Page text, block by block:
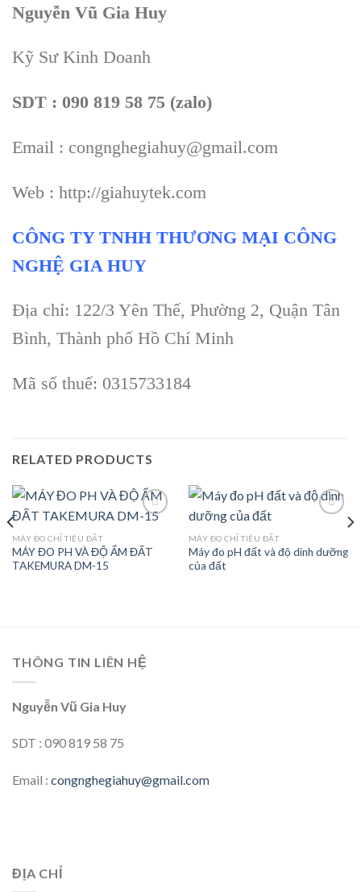
Nguyễn Vũ Gia Huy
Kỹ Sư Kinh Doanh
SDT : 090 819 58 75 (zalo)
Email : congnghegiahuy@gmail.com
Web : http://giahuytek.com
CÔNG TY TNHH THƯƠNG MẠI CÔNG
NGHỆ GIA HUY
Địa chỉ: 122/3 Yên Thế, Phường 2, Quận Tân
Bình, Thành phố Hồ Chí Minh
Mã số thuế: 0315733184
RELATED PRODUCTS
Add to
MÁY ĐO CHỈ TIÊU ĐẤT
MÁY ĐO PH VÀ ĐỘ ẨM ĐẤT
TAKEMURA DM-15
Add to
MÁY ĐO CHỈ TIÊU ĐẤT
Máy đo pH đất và độ dinh dưỡng
của đất
THÔNG TIN LIÊN HỆ
Nguyễn Vũ Gia Huy
SDT : 090 819 58 75
Email : congnghegiahuy@gmail.com
ĐỊA CHỈ